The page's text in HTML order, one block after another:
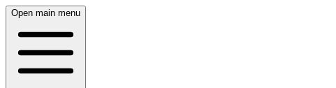
Open main menu